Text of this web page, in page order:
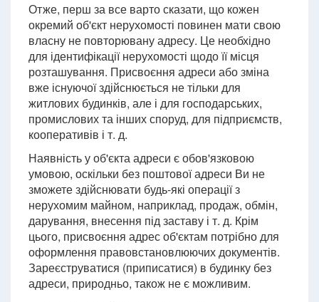
Отже, перш за все варто сказати, що кожен
окремий об'єкт нерухомості повинен мати свою
власну не повторювану адресу. Це необхідно
для ідентифікації нерухомості щодо її місця
розташування. Присвоєння адреси або зміна
вже існуючої здійснюється не тільки для
житлових будинків, але і для господарських,
промислових та інших споруд, для підприємств,
кооперативів і т. д.
Наявність у об'єкта адреси є обов'язковою
умовою, оскільки без поштової адреси Ви не
зможете здійснювати будь-які операції з
нерухомим майном, наприклад, продаж, обмін,
дарування, внесення під заставу і т. д. Крім
цього, присвоєння адрес об'єктам потрібно для
оформлення правовстановлюючих документів.
Зареєструватися (приписатися) в будинку без
адреси, природньо, також не є можливим.